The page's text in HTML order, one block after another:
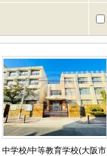
中学校/中等教育学校(大阪市